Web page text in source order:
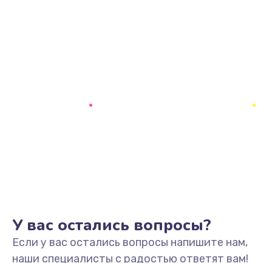
У вас остались вопросы?
Если у вас остались вопросы напишите нам,
наши специалисты с радостью ответят вам!